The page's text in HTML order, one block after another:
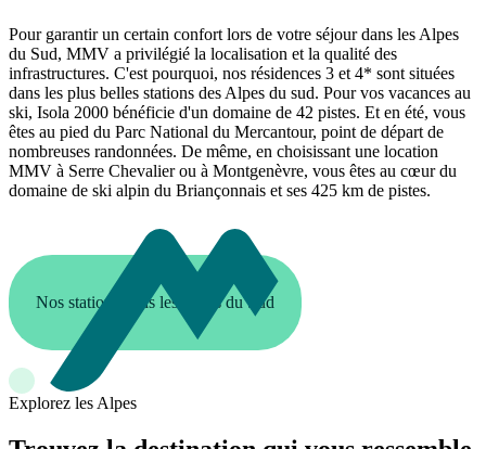
Pour garantir un certain confort lors de votre séjour dans les Alpes
du Sud, MMV a privilégié la localisation et la qualité des
infrastructures. C'est pourquoi, nos résidences 3 et 4* sont situées
dans les plus belles stations des Alpes du sud. Pour vos vacances au
ski, Isola 2000 bénéficie d'un domaine de 42 pistes. Et en été, vous
êtes au pied du Parc National du Mercantour, point de départ de
nombreuses randonnées. De même, en choisissant une location
MMV à Serre Chevalier ou à Montgenèvre, vous êtes au cœur du
domaine de ski alpin du Briançonnais et ses 425 km de pistes.
Nos stations dans les Alpes du Sud
Explorez les Alpes